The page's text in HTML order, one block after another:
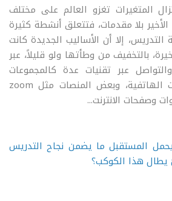
المتغيرات تغزو العالم على مختلف
بلا مقدمات، فتتعلق أنشطة كثيرة
التدريس، إلا أن الأساليب الجديدة كانت
بالتخفيف من وطأتها ولو قليلاً، عبر
عبر تقنيات عدة كالمجموعات
الفاعلة على التطبيقات الهاتفية، وبعض المنصات مثل zoom
المستقبل ما يضمن نجاح التدريس
يطال هذا الكوكب؟